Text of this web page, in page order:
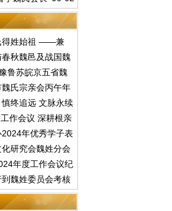
座谈
得姓始祖 ——兼
秋魏邑及战国魏
鲁苏皖京五省魏
顺利落幕
氏宗亲会丙午年
举行
慎终追远 文脉永续
作会议 深耕根亲
年优秀学子表
研究会魏姓分会
召开年度工作会议纪
魏姓委员会考核